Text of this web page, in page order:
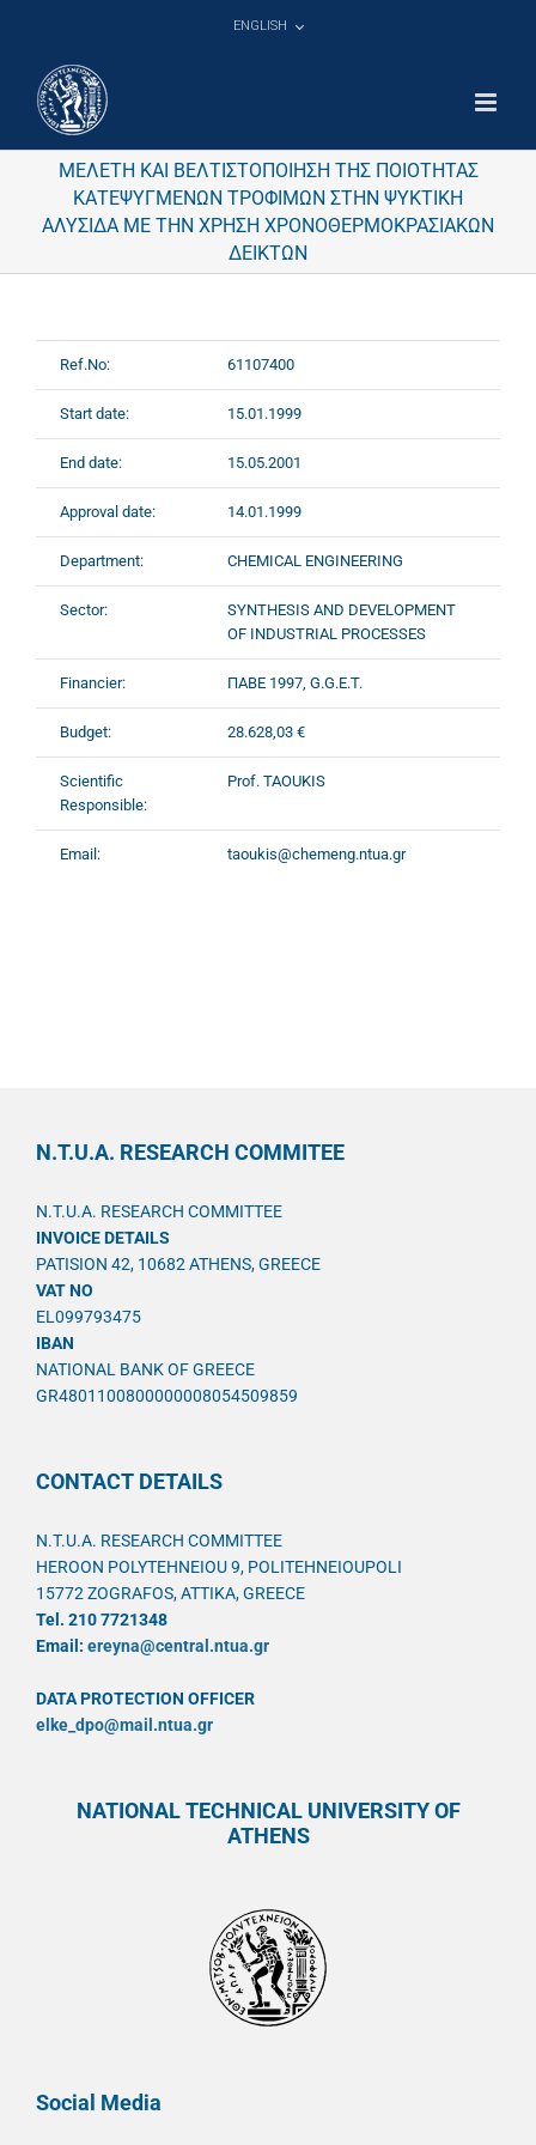
ENGLISH
ΜΕΛΕΤΗ ΚΑΙ ΒΕΛΤΙΣΤΟΠΟΙΗΣΗ ΤΗΣ ΠΟΙΟΤΗΤΑΣ
ΚΑΤΕΨΥΓΜΕΝΩΝ ΤΡΟΦΙΜΩΝ ΣΤΗΝ ΨΥΚΤΙΚΗ
ΑΛΥΣΙΔΑ ΜΕ ΤΗΝ ΧΡΗΣΗ ΧΡΟΝΟΘΕΡΜΟΚΡΑΣΙΑΚΩΝ
ΔΕΙΚΤΩΝ
Ref.No: 61107400
Start date: 15.01.1999
End date: 15.05.2001
Approval date: 14.01.1999
Department: CHEMICAL ENGINEERING
Sector:
SYNTHESIS AND DEVELOPMENT
OF INDUSTRIAL PROCESSES
Financier: ΠΑΒΕ 1997, G.G.E.T.
Budget: 28.628,03 €
Scientific
Responsible:
Prof. TAOUKIS
Email: taoukis@chemeng.ntua.gr
N.T.U.A. RESEARCH COMMITEE
N.T.U.A. RESEARCH COMMITTEE
INVOICE DETAILS
PATISION 42, 10682 ATHENS, GREECE
VAT NO
EL099793475
IBAN
NATIONAL BANK OF GREECE
GR4801100800000008054509859
CONTACT DETAILS
N.T.U.A. RESEARCH COMMITTEE
HEROON POLYTEHNEIOU 9, POLITEHNEIOUPOLI
15772 ZOGRAFOS, ATTIKA, GREECE
Tel. 210 7721348
Email: ereyna@central.ntua.gr
DATA PROTECTION OFFICER
elke_dpo@mail.ntua.gr
NATIONAL TECHNICAL UNIVERSITY OF
ATHENS
Social Media